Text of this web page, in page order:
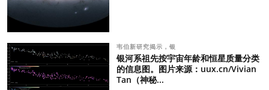
韦伯新研究揭示，银
银河系祖先按宇宙年龄和恒星质量分类
的信息图。图片来源：uux.cn/Vivian
Tan（神秘...